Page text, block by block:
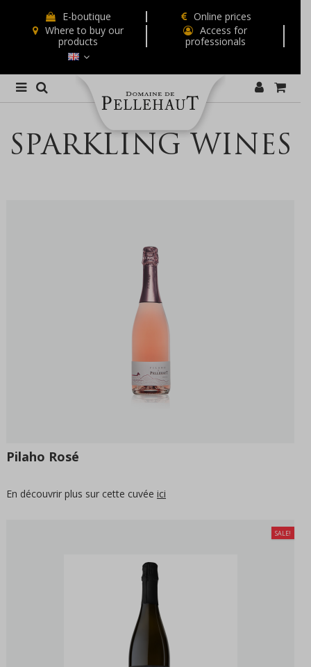
E-boutique
Online prices
Where to buy our
products
Access for
professionals
SPARKLING WINES
Pilaho Rosé
En découvrir plus sur cette cuvée ici
SALE!